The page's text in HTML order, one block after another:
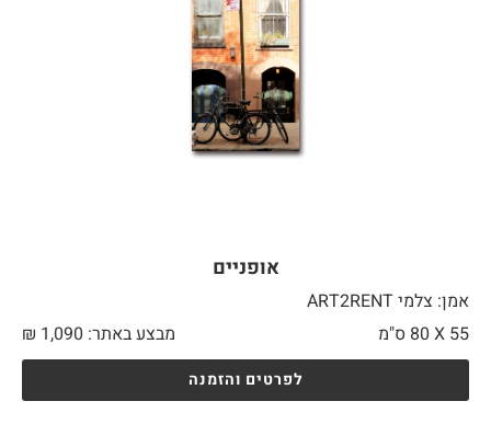
אופניים
אמן: צלמי ART2RENT
55 X
מבצע באתר: ₪ 1,090
לפרטים והזמנה